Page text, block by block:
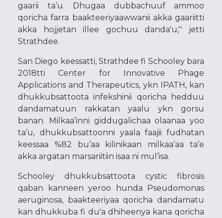
gaarii ta’u. Dhugaa dubbachuuf ammoo
qoricha farra baakteeriyaawwanii akka gaariitti
akka hojjetan illee gochuu danda'u,'' jetti
Strathdee.
San Diego keessatti, Strathdee fi Schooley bara
2018tti Center for Innovative Phage
Applications and Therapeutics, ykn IPATH, kan
dhukkubsattoota infekshinii qoricha hedduu
dandamatuun rakkatan yaalu ykn gorsu
banan. Milkaa’inni giddugalichaa olaanaa yoo
ta’u, dhukkubsattoonni yaala faajii fudhatan
keessaa %82 bu’aa kilinikaan milkaa’aa ta’e
akka argatan marsariitiin isaa ni mul’isa.
Schooley dhukkubsattoota cystic fibrosis
qaban kanneen yeroo hunda Pseudomonas
aeruginosa, baakteeriyaa qoricha dandamatu
kan dhukkuba fi du'a dhiheenya kana qoricha